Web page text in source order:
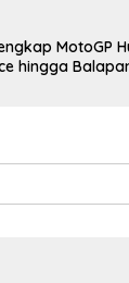
MotoGP
hingga